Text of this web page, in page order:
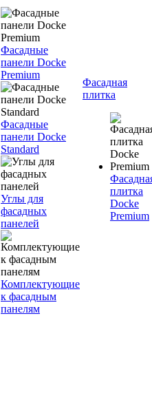
Фасадные
панели Docke
Premium
Фасадные
панели Docke
Standard
Углы для
фасадных
панелей
Комплектующие
к фасадным
панелям
Фасадная
плитка
плитка
Docke
Premium